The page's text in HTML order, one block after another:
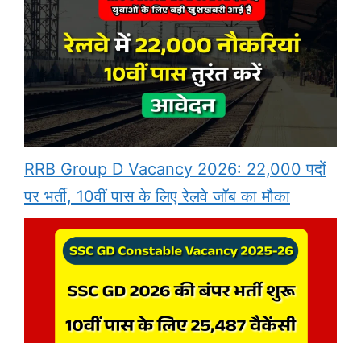
RRB Group D Vacancy 2026: 22,000 पदों
पर भर्ती, 10वीं पास के लिए रेलवे जॉब का मौका